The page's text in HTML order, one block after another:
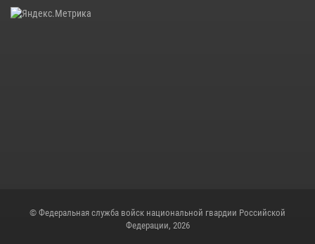
© Федеральная служба войск национальной гвардии Российской
Федерации, 2026